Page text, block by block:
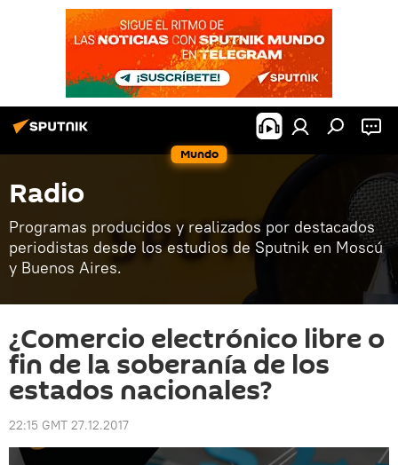
Mundo
Radio
Programas producidos y realizados por destacados
periodistas desde los estudios de Sputnik en Moscú
y Buenos Aires.
¿Comercio electrónico libre o
fin de la soberanía de los
estados nacionales?
22:15 GMT 27.12.2017